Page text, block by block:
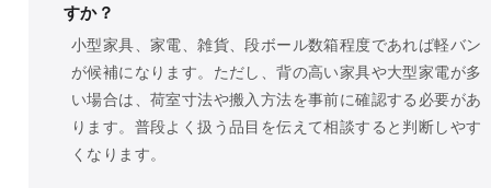
すか？
小型家具、家電、雑貨、段ボール数箱程度であれば軽バン
が候補になります。ただし、背の高い家具や大型家電が多
い場合は、荷室寸法や搬入方法を事前に確認する必要があ
ります。普段よく扱う品目を伝えて相談すると判断しやす
くなります。